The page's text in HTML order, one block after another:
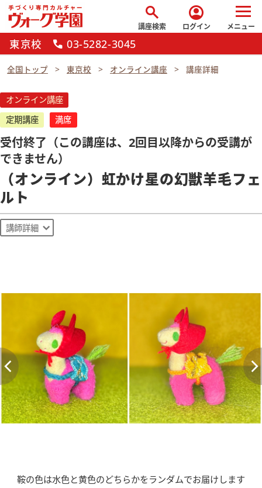
search
講座検索
account_circle
ログイン メニュー
東京校 call 03-5282-3045
全国トップ 東京校 オンライン講座 講座詳細
オンライン講座
定期講座
満席
受付終了（この講座は、2回目以降からの受講が
できません）
（オンライン）虹かけ星の幻獣羊毛フェ
ルト
講師詳細
鞍の色は水色と黄色のどちらかをランダムでお届けします